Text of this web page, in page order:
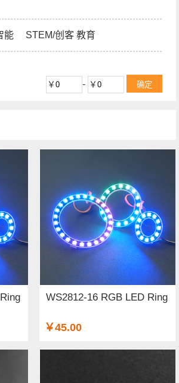
能 STEM/创客 教育
-
WS2812-16 RGB LED Ring
￥45.00